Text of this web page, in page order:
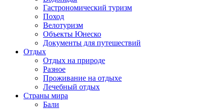
Гастрономический туризм
Поход
Велотуризм
Объекты Юнеско
Документы для путешествий
Отдых
Отдых на природе
Разное
Проживание на отдыхе
Лечебный отдых
Страны мира
Бали